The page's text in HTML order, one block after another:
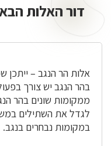
דור האלות הבא
אלות הר הנגב – ייתכן
בהר הנגב יש צורך
ממקומות שונים בהר
לגדל את השתילים
במקומות נבחרים בנגב.